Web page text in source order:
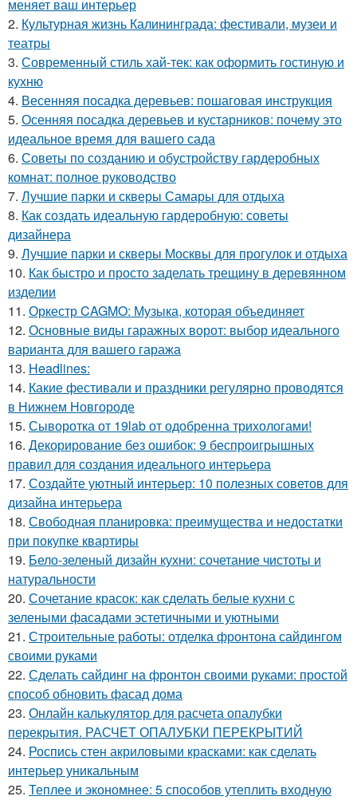
меняет ваш интерьер
2. Культурная жизнь Калининграда: фестивали, музеи и
театры
3. Современный стиль хай-тек: как оформить гостиную и
кухню
4. Весенняя посадка деревьев: пошаговая инструкция
5. Осенняя посадка деревьев и кустарников: почему это
идеальное время для вашего сада
6. Советы по созданию и обустройству гардеробных
комнат: полное руководство
7. Лучшие парки и скверы Самары для отдыха
8. Как создать идеальную гардеробную: советы
дизайнера
9. Лучшие парки и скверы Москвы для прогулок и отдыха
10. Как быстро и просто заделать трещину в деревянном
изделии
11. Оркестр CAGMO: Музыка, которая объединяет
12. Основные виды гаражных ворот: выбор идеального
варианта для вашего гаража
13. Headlines:
14. Какие фестивали и праздники регулярно проводятся
в Нижнем Новгороде
15. Сыворотка от 19lab от одобренна трихологами!
16. Декорирование без ошибок: 9 беспроигрышных
правил для создания идеального интерьера
17. Создайте уютный интерьер: 10 полезных советов для
дизайна интерьера
18. Свободная планировка: преимущества и недостатки
при покупке квартиры
19. Бело-зеленый дизайн кухни: сочетание чистоты и
натуральности
20. Сочетание красок: как сделать белые кухни с
зелеными фасадами эстетичными и уютными
21. Строительные работы: отделка фронтона сайдингом
своими руками
22. Сделать сайдинг на фронтон своими руками: простой
способ обновить фасад дома
23. Онлайн калькулятор для расчета опалубки
перекрытия. РАСЧЕТ ОПАЛУБКИ ПЕРЕКРЫТИЙ
24. Роспись стен акриловыми красками: как сделать
интерьер уникальным
25. Теплее и экономнее: 5 способов утеплить входную